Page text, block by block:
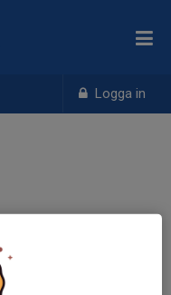
Logga in